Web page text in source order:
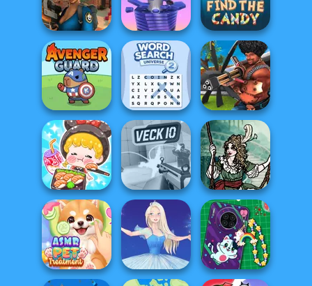
Forest Match
Patterns Link
FRVR
Find the Candy
Stack Smash
Sniper Clash 3D
Airport Clash 3D
Word Search
Universe 2
Avenger Guard
Moonlit
Masquerade
Veck.io
ASMR Girl:
Livestream
Mukbang